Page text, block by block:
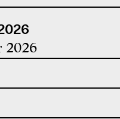
2026